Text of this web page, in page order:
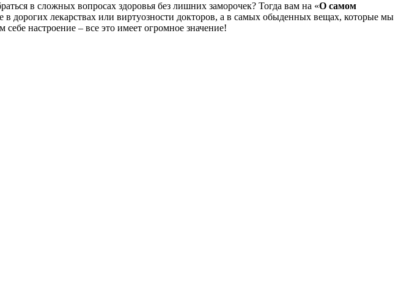
в сложных вопросах здоровья без лишних заморочек? Тогда вам на «О самом
в дорогих лекарствах или виртуозности докторов, а в самых обыденных вещах, которые мы
настроение – все это имеет огромное значение!